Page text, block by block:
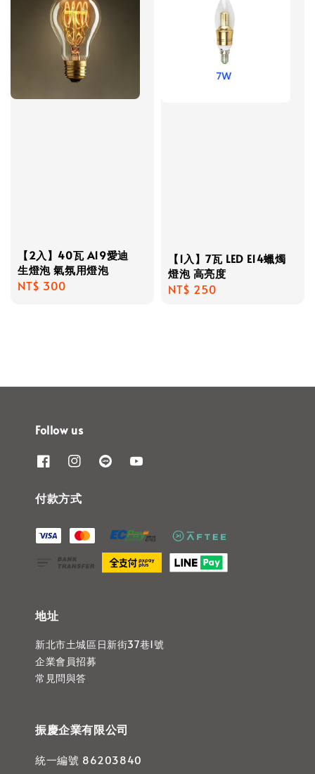
【2入】40瓦 A19愛迪
生燈泡 氣氛用燈泡
Regular
NT$ 300
【1入】7瓦 LED E14蠟燭
燈泡 高亮度
Regular
NT$ 250
Follow us
付款方式
地址
新北市土城區日新街37巷1號
企業會員招募
常見問與答
振慶企業有限公司
統一編號 86203840